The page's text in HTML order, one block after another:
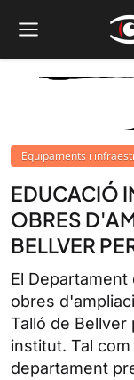
Equipaments i
EDUCACIÓ
OBRES
BELLVER
El
obres
Talló de
institut. Tal
departament